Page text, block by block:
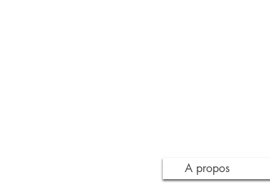
A propos